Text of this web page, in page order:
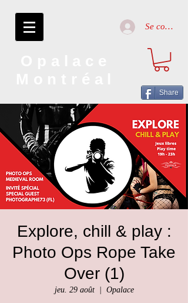
Se connecter
Share
Explore, chill & play :
Photo Ops Rope Take
Over (1)
jeu. 29 août
  |
Opalace